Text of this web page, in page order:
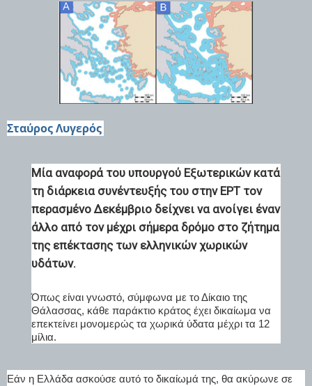
Σταύρος Λυγερός
Μία αναφορά του υπουργού Εξωτερικών κατά
τη διάρκεια συνέντευξής του στην ΕΡΤ τον
περασμένο Δεκέμβριο δείχνει να ανοίγει έναν
άλλο από τον μέχρι σήμερα δρόμο στο ζήτημα
της επέκτασης των ελληνικών χωρικών
υδάτων.
Όπως είναι γνωστό, σύμφωνα με το Δίκαιο της
Θάλασσας, κάθε παράκτιο κράτος έχει δικαίωμα να
επεκτείνει μονομερώς τα χωρικά ύδατα μέχρι τα 12
μίλια.
Εάν η Ελλάδα ασκούσε αυτό το δικαίωμά της, θα ακύρωνε σε